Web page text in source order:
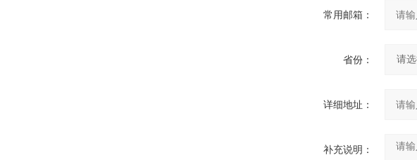
常用邮箱：
省份：
详细地址：
补充说明：